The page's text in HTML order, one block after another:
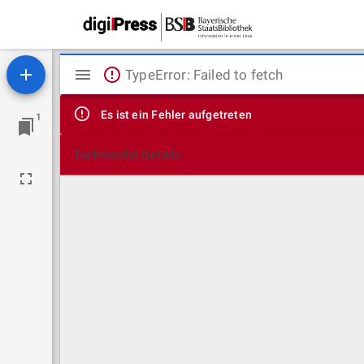
1
Mirador
Viewer
TypeError: Failed to fetch
Es ist ein Fehler aufgetreten
Technische Details